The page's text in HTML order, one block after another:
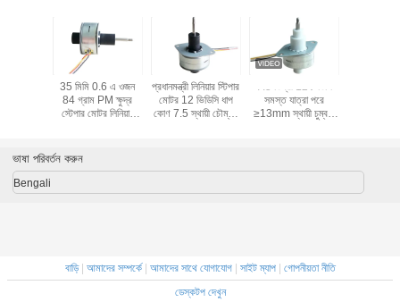
35 মিমি 0.6 এ ওজন
84 গ্রাম PM ক্ষুদ্র
স্টেপার মোটর লিনিয়ার
প্রধানমন্ত্রী লিনিয়ার স্টিপার
মোটর 12 ভিডিসি ধাপ
কোণ 7.5 স্থায়ী চৌম্বক
সমস্ত যাত্রা পরে
≥13mm স্থায়ী চুম্বক
ভাষা পরিবর্তন করুন
Bengali
বাড়ি| আমাদের সম্পর্কে| আমাদের সাথে যোগাযোগ| সাইট ম্যাপ| গোপনীয়তা নীতি
ডেস্কটপ দেখুন